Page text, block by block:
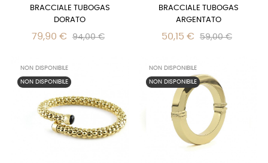
BRACCIALE TUBOGAS
DORATO
79,90 € 94,00 €
BRACCIALE TUBOGAS
ARGENTATO
50,15 € 59,00 €
NON DISPONIBILE
NON DISPONIBILE
NON DISPONIBILE
NON DISPONIBILE